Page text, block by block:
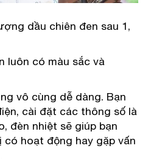
dầu chiên đen sau 1,
luôn có màu sắc và
vô cùng dễ dàng. Bạn
cài đặt các thông số là
đèn nhiệt sẽ giúp bạn
hoạt động hay gặp vấn